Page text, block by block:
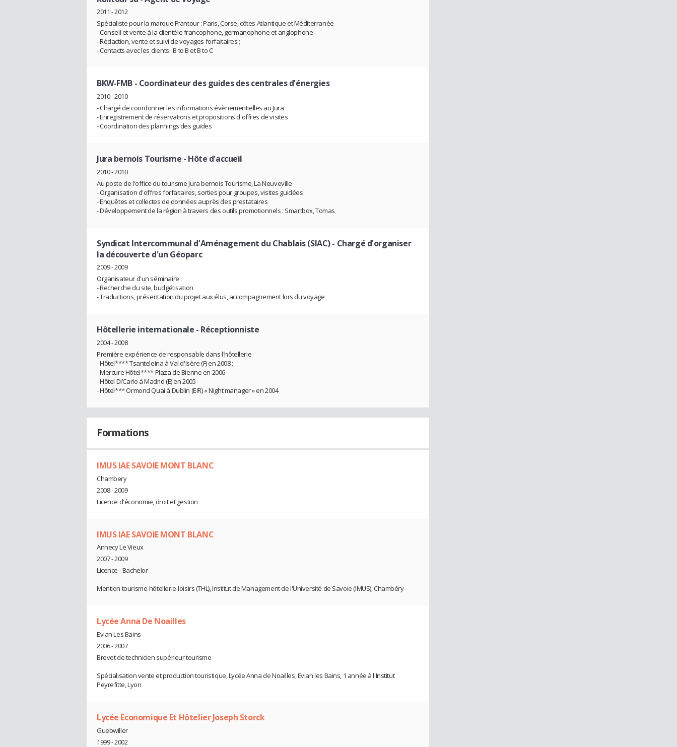
2011 - 2012
Spécialiste pour la marque Frantour : Paris, Corse, côtes Atlantique et Méditerranée
- Conseil et vente à la clientèle francophone, germanophone et anglophone
- Rédaction, vente et suivi de voyages forfaitaires ;
- Contacts avec les clients : B to B et B to C
BKW-FMB - Coordinateur des guides des centrales d'énergies
2010 - 2010
- Chargé de coordonner les informations évènementielles au Jura
- Enregistrement de réservations et propositions d'offres de visites
- Coordination des plannings des guides
Jura bernois Tourisme - Hôte d'accueil
2010 - 2010
Au poste de l'office du tourisme Jura bernois Tourisme, La Neuveville
- Organisation d'offres forfaitaires, sorties pour groupes, visites guidées
- Enquêtes et collectes de données auprès des prestataires
- Développement de la région à travers des outils promotionnels : Smartbox, Tomas
Syndicat Intercommunal d'Aménagement du Chablais (SIAC)- Chargé d'organiser
la découverte d'un Géoparc
2009 - 2009
Organisateur d'un séminaire :
- Recherche du site, budgétisation
- Traductions, présentation du projet aux élus, accompagnement lors du voyage
Hôtellerie internationale - Réceptionniste
2004 - 2008
Première expérience de responsable dans l'hôtellerie
- Hôtel**** Tsanteleina à Val d'Isère (F) en 2008 ;
- Mercure Hôtel**** Plaza de Bienne en 2006
- Hôtel Di’Carlo à Madrid (E) en 2005
- Hôtel*** Ormond Quai à Dublin (EIR) « Night manager » en 2004
Formations
IMUS IAE SAVOIE MONT BLANC
Chambery
2008 - 2009
Licence d'économie, droit et gestion
IMUS IAE SAVOIE MONT BLANC
Annecy Le Vieux
2007 - 2009
Licence - Bachelor
Mention tourisme-hôtellerie-loisirs (THL), Institut de Management de l'Université de Savoie (IMUS), Chambéry
Lycée Anna De Noailles
Evian Les Bains
2006 - 2007
Brevet de technicien supérieur tourisme
Spécialisation vente et production touristique, Lycée Anna de Noailles, Evian les Bains, 1 année à l'Institut
Peyrefitte, Lyon
Lycée Economique Et Hôtelier Joseph Storck
Guebwiller
1999 - 2002